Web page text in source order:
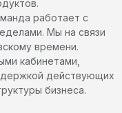
работает с
Мы на связи
времени.
кабинетами,
действующих
бизнеса.